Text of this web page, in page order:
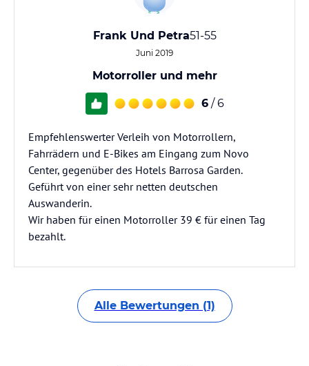
Frank Und Petra51-55
Juni 2019
Motorroller und mehr
6 / 6
Empfehlenswerter Verleih von Motorrollern,
Fahrrädern und E-Bikes am Eingang zum Novo
Center, gegenüber des Hotels Barrosa Garden.
Geführt von einer sehr netten deutschen
Auswanderin.
Wir haben für einen Motorroller 39 € für einen Tag
bezahlt.
Alle Bewertungen (1)